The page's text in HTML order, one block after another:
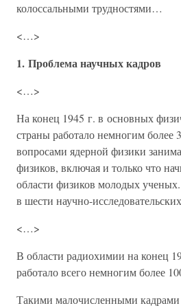
колоссальными трудностями…
<…>
1. Проблема научных кадров
<…>
На конец 1945 г. в основных
страны работало немногим более
вопросами ядерной физики
физиков, включая и только что
области физиков молодых
в шести научно-
<…>
В области радиохимии на конец
работало всего немногим более
Такими малочисленными